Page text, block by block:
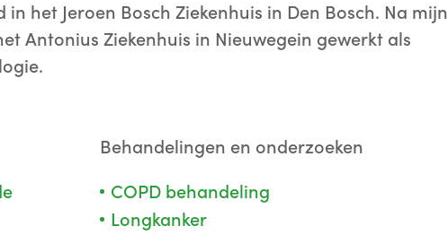
in het Jeroen Bosch Ziekenhuis in Den Bosch. Na mijn
Antonius Ziekenhuis in Nieuwegein gewerkt als
Behandelingen en onderzoeken
COPD behandeling
Longkanker